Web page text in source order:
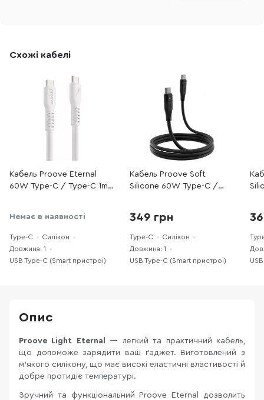
Схожі кабелі
Кабель Proove Eternal
60W Type-C / Type-C 1m
Немає в наявності
Type-C
Силікон
Довжина: 1
USB Type-C (Smart пристрої)
Кабель Proove Soft
Silicone 60W Type-C /
349 грн
Type-C
Силікон
Довжина: 1
USB Type-C (Smart пристрої)
Опис
Proove Light Eternal — легкий та практичний кабель,
що допоможе зарядити ваш ґаджет. Виготовлений з
м'якого силікону, що має високі еластичні властивості й
добре протидіє температурі.
Зручний та функціональний Proove Eternal дозволить